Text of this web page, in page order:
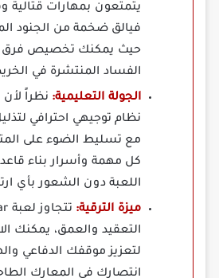
يتمتعون بمهارات قتالية
فيالق ضخمة من الجنود
حيث يمكنك تخصيص فرق
الفساد المنتشرة في
الجولة التعليمية: نظراً
نظام توجيهي احترافي
مع تسليط الضوء على
كل مهمة وأسرار بناء
اللعبة دون الشعور بأي
ميزة الترقية:
التعقيد والعمق، يمكنك
لتعزيز موقفك الدفاعي
انتصارك في المعارك